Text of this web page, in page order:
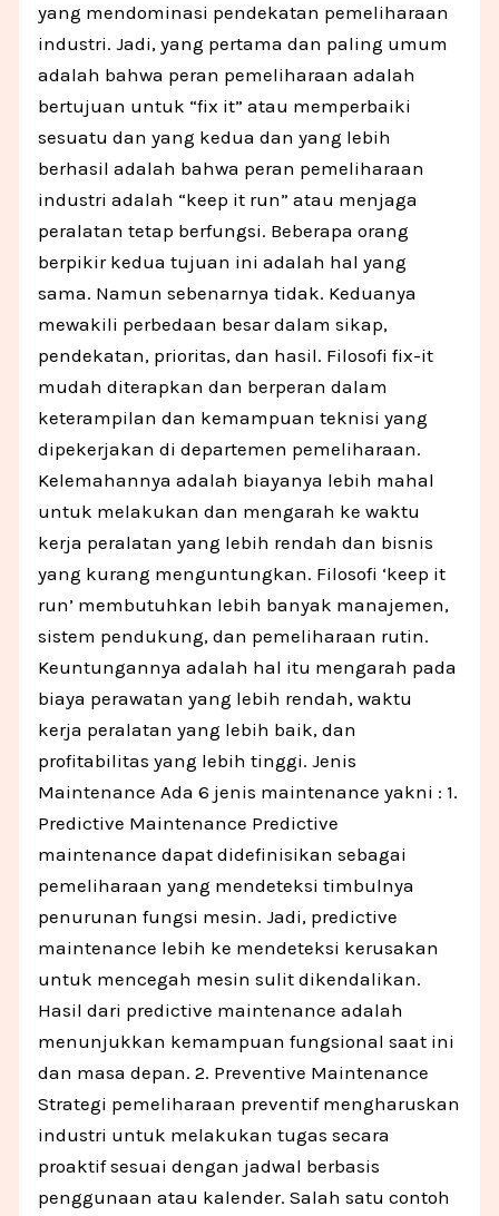
yang mendominasi pendekatan pemeliharaan
industri. Jadi, yang pertama dan paling umum
adalah bahwa peran pemeliharaan adalah
bertujuan untuk “fix it” atau memperbaiki
sesuatu dan yang kedua dan yang lebih
berhasil adalah bahwa peran pemeliharaan
industri adalah “keep it run” atau menjaga
peralatan tetap berfungsi. Beberapa orang
berpikir kedua tujuan ini adalah hal yang
sama. Namun sebenarnya tidak. Keduanya
mewakili perbedaan besar dalam sikap,
pendekatan, prioritas, dan hasil. Filosofi fix-it
mudah diterapkan dan berperan dalam
keterampilan dan kemampuan teknisi yang
dipekerjakan di departemen pemeliharaan.
Kelemahannya adalah biayanya lebih mahal
untuk melakukan dan mengarah ke waktu
kerja peralatan yang lebih rendah dan bisnis
yang kurang menguntungkan. Filosofi ‘keep it
run’ membutuhkan lebih banyak manajemen,
sistem pendukung, dan pemeliharaan rutin.
Keuntungannya adalah hal itu mengarah pada
biaya perawatan yang lebih rendah, waktu
kerja peralatan yang lebih baik, dan
profitabilitas yang lebih tinggi. Jenis
Maintenance Ada 6 jenis maintenance yakni : 1.
Predictive Maintenance Predictive
maintenance dapat didefinisikan sebagai
pemeliharaan yang mendeteksi timbulnya
penurunan fungsi mesin. Jadi, predictive
maintenance lebih ke mendeteksi kerusakan
untuk mencegah mesin sulit dikendalikan.
Hasil dari predictive maintenance adalah
menunjukkan kemampuan fungsional saat ini
dan masa depan. 2. Preventive Maintenance
Strategi pemeliharaan preventif mengharuskan
industri untuk melakukan tugas secara
proaktif sesuai dengan jadwal berbasis
penggunaan atau kalender. Salah satu contoh